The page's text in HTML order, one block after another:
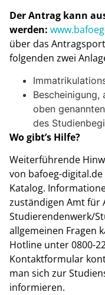
Der Antrag kann
werden:
über das
folgenden zwei
Bescheinigung,
oben
des
Wo gibt’s Hilfe?
Weiterführende
von bafoeg-
Katalog.
zuständigen Amt für
Studierendenwerk/
allgemeinen Fragen
Hotline unter 0800-
Kontaktformular
man sich zur
informieren.